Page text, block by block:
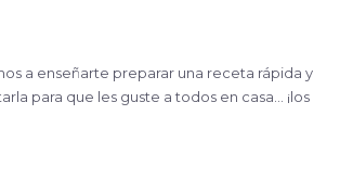
a enseñarte preparar una receta rápida y
para que les guste a todos en casa… ¡los